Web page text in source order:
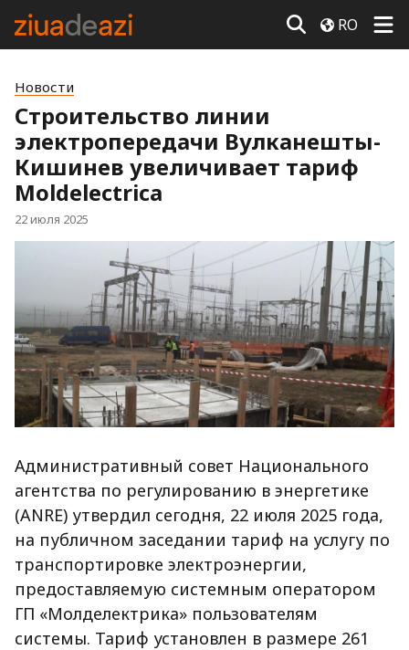
RO
Новости
Строительство линии
электропередачи Вулканешты-
Кишинев увеличивает тариф
Moldelectrica
22 июля 2025
Административный совет Национального
агентства по регулированию в энергетике
(ANRE) утвердил сегодня, 22 июля 2025 года,
на публичном заседании тариф на услугу по
транспортировке электроэнергии,
предоставляемую системным оператором
ГП «Молделектрика» пользователям
системы. Тариф установлен в размере 261